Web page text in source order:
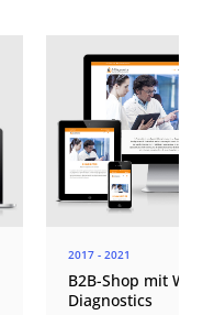
2017 - 2021
B2B-Shop mit
Diagnostics